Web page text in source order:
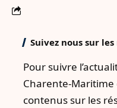
Suivez nous sur
Pour suivre
Charente-
contenus sur les